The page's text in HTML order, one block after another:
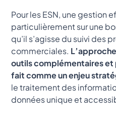
Pour les ESN, une gestion
particulièrement sur une
qu’il s’agisse du suivi des
commerciales.
outils complémentaires et
fait comme un enjeu
le traitement des
données unique et